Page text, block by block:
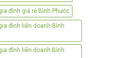
đình giá rẻ Bình Phước
đình liên doanh Bình
đình liên doanh Bình